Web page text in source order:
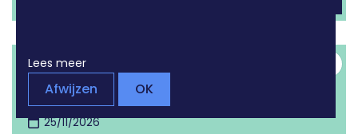
Digipuntsessie zonder afspraak
Kom langs met je toestel voor gratis digitale hulp.
25/11/2026
Lees meer
Afwijzen OK